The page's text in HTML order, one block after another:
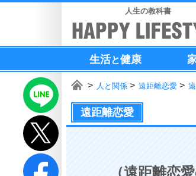
人生の教科書
生活と健康
人と関係 遠距離恋愛
遠距離恋愛
（遠距離恋